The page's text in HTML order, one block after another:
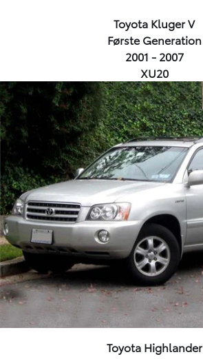
Toyota Kluger V
Første Generation
2001 - 2007
XU20
Toyota Highlander